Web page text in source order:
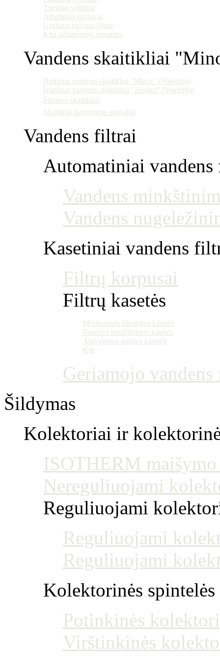
Trieigiai ventiliai
Atbuliniai vožtuvai
Grubaus valymo filtrai
Kita uždaromoji armatūra
Vandens skaitikliai
Buitiniai vandens skaitikliai "Minol" (Vokietija)
Įvadiniai vandens skaitikliai "Zenner" (Vokietija)
Šilumos skaitikliai
Skaitiklių pajungimo antgaliai
Vandens filtrai
Automatiniai
Vandens
Vandens
Kasetiniai vandens
Filtrų korpusai
Filtrų kasetės
Mechaninės filtracijos kasetės
Vandens minkštinimo kasetės
Aktyvuotos anglies kasetės
Kiti
Geriamojo
Šildymas
Kolektoriai ir
ISOTHERM
Nereguliuojami
Reguliuojami
Reguliuojami
Reguliuojami
Kolektorinės spintelės
Potinkinės
Virštinkinės